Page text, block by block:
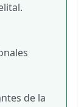
de la